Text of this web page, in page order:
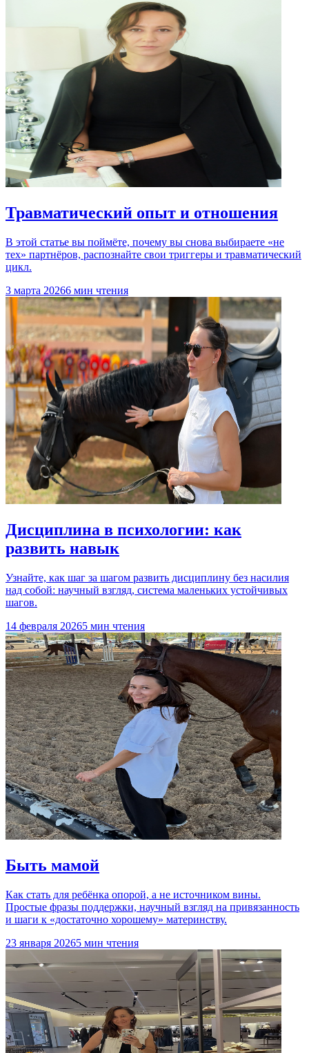
Травматический опыт и отношения
В этой статье вы поймёте, почему вы снова выбираете «не
тех» партнёров, распознайте свои триггеры и травматический
цикл.
3 марта 20266 мин чтения
Дисциплина в психологии: как
развить навык
Узнайте, как шаг за шагом развить дисциплину без насилия
над собой: научный взгляд, система маленьких устойчивых
шагов.
14 февраля 20265 мин чтения
Быть мамой
Как стать для ребёнка опорой, а не источником вины.
Простые фразы поддержки, научный взгляд на привязанность
и шаги к «достаточно хорошему» материнству.
23 января 20265 мин чтения